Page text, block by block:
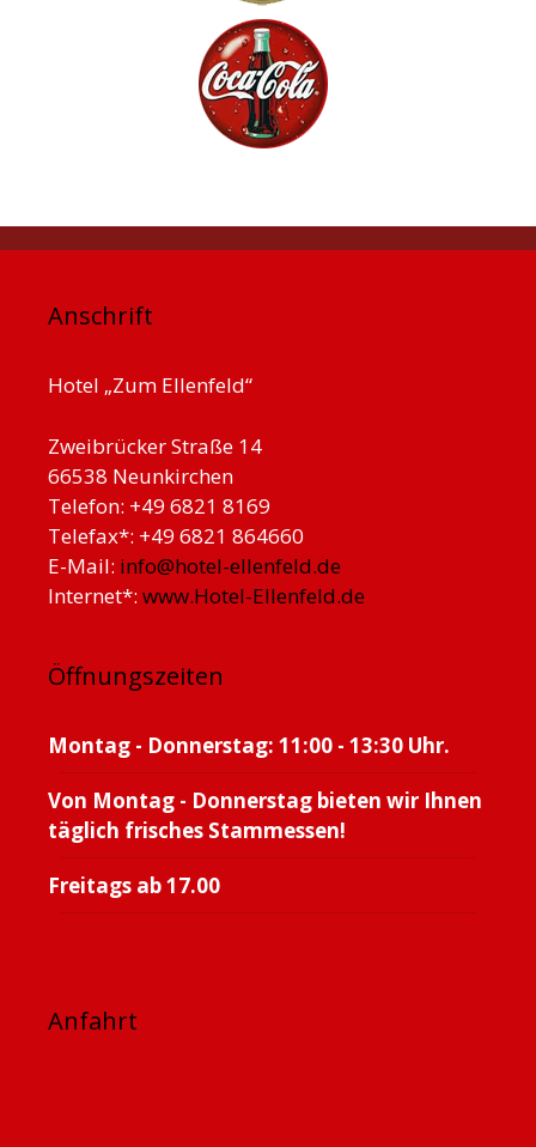
Anschrift
Hotel „Zum Ellenfeld“
Zweibrücker Straße 14
66538 Neunkirchen
Telefon: +49 6821 8169
Telefax*: +49 6821 864660
E-Mail: info@hotel-ellenfeld.de
Internet*: www.Hotel-Ellenfeld.de
Öffnungszeiten
Montag - Donnerstag: 11:00 - 13:30 Uhr.
Von Montag - Donnerstag bieten wir Ihnen
täglich frisches Stammessen!
Freitags ab 17.00
Anfahrt